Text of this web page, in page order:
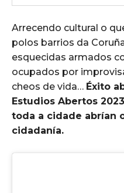
Arrecendo cultural o
polos barrios da
esquecidas armados
ocupados por
cheos de vida… Éxito
Estudios Abertos
toda a cidade abrían
cidadanía.